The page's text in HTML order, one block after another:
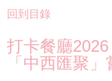
回到目錄
打卡餐廳
「中西匯聚